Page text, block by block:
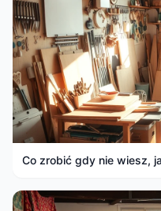
Co zrobić gdy nie wiesz,